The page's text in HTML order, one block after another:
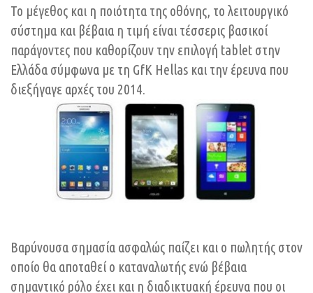
Το μέγεθος και η ποιότητα της οθόνης, το λειτουργικό
σύστημα και βέβαια η τιμή είναι τέσσερις βασικοί
παράγοντες που καθορίζουν την επιλογή tablet στην
Ελλάδα σύμφωνα με τη GfK Hellas και την έρευνα που
διεξήγαγε αρχές του 2014.
Βαρύνουσα σημασία ασφαλώς παίζει και ο πωλητής στον
οποίο θα αποταθεί ο καταναλωτής ενώ βέβαια
σημαντικό ρόλο έχει και η διαδικτυακή έρευνα που οι